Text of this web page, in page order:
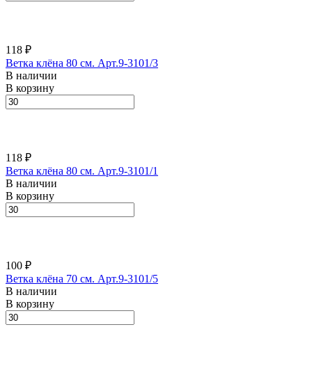
118 ₽
Ветка клёна 80 см. Арт.9-3101/3
В наличии
В корзину
118 ₽
Ветка клёна 80 см. Арт.9-3101/1
В наличии
В корзину
100 ₽
Ветка клёна 70 см. Арт.9-3101/5
В наличии
В корзину